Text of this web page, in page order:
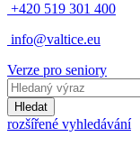
+420 519 301 400
info@valtice.eu
Verze pro seniory
Hledat
rozšířené vyhledávání